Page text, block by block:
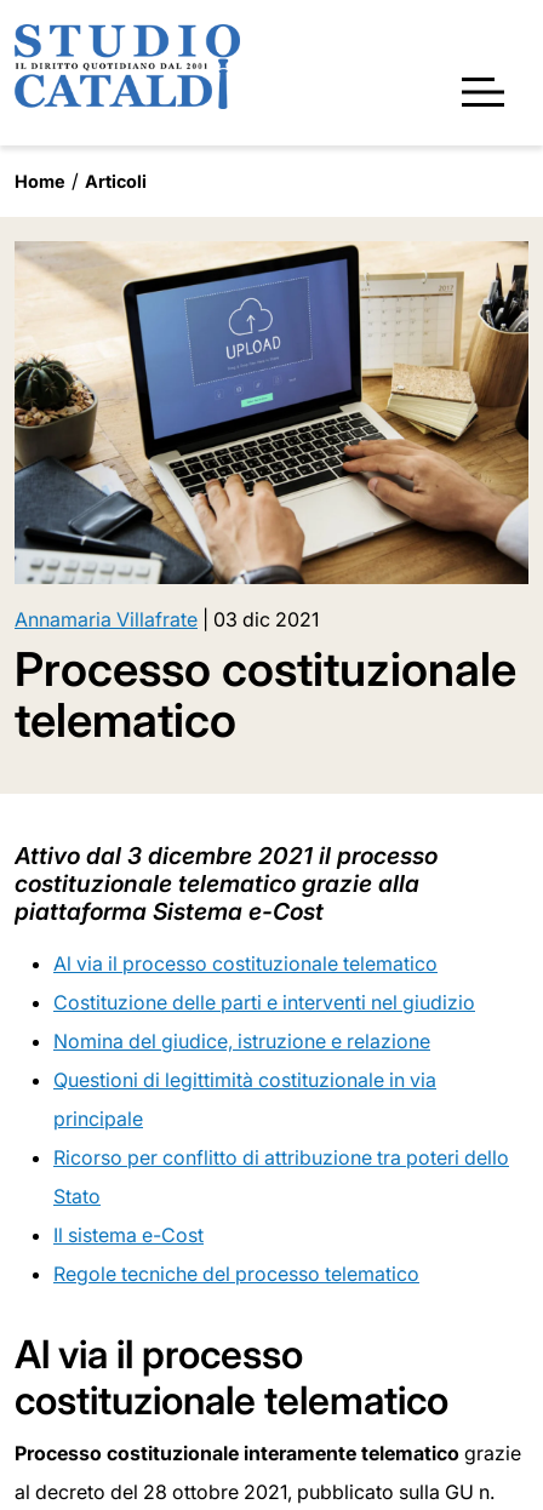
Home Articoli
Annamaria Villafrate 03 dic 2021
Processo costituzionale
telematico
Attivo dal 3 dicembre 2021 il processo
costituzionale telematico grazie alla
piattaforma Sistema e-Cost
Al via il processo costituzionale telematico
Costituzione delle parti e interventi nel giudizio
Nomina del giudice, istruzione e relazione
Questioni di legittimità costituzionale in via
principale
Ricorso per conflitto di attribuzione tra poteri dello
Stato
Il sistema e-Cost
Regole tecniche del processo telematico
Al via il processo
costituzionale telematico
Processo costituzionale interamente telematico grazie
al decreto del 28 ottobre 2021, pubblicato sulla GU n.